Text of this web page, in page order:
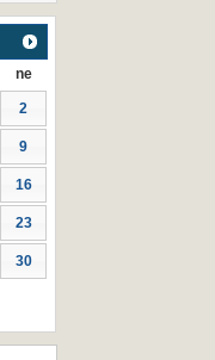
ne
2
9
16
23
30